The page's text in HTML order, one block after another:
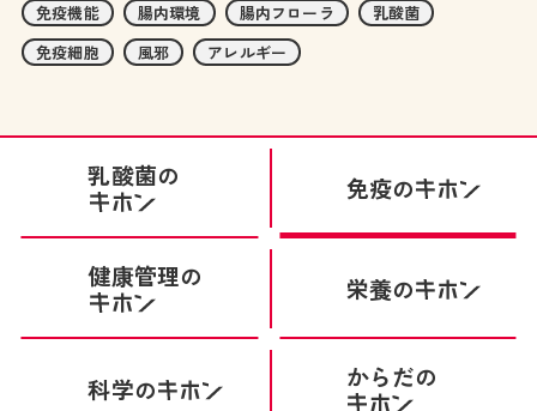
免疫機能 腸内環境 腸内フローラ
乳酸菌
免疫細胞
風邪 アレルギー
乳酸菌の 免疫の
健康管理の 栄養の
科学の からだの